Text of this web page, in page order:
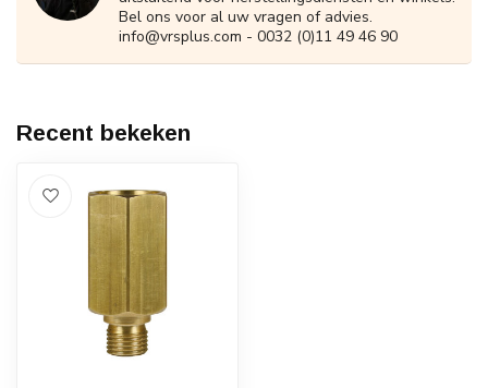
Bel ons voor al uw vragen of advies.
info@vrsplus.com - 0032 (0)11 49 46 90
Recent bekeken